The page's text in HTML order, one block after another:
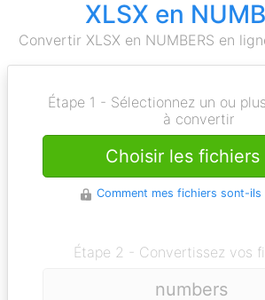
XLSX en
Convertir XLSX en NUMBERS en
Étape 1 - Sélectionnez un ou
à convertir
Choisir les fichiers
Comment mes fichiers sont-ils
Étape 2 - Convertissez vos